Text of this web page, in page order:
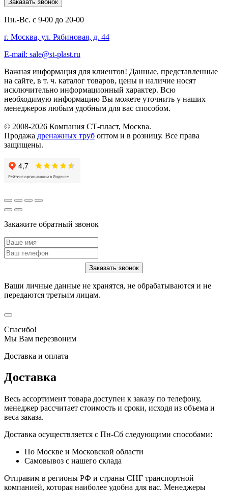
Заказать звонок
Пн.-Вс. с 9-00 до 20-00
г. Москва, ул. Рябиновая, д. 44
E-mail: sale@st-plast.ru
Важная информация для клиентов! Данные, представленные
на сайте, в т. ч. каталог товаров, цены и наличие носят
исключительно информационный характер. Всю
необходимую информацию Вы можете уточнить у наших
менеджеров любым удобным для вас способом.
© 2008-2026 Компания СТ-пласт, Москва.
Продажа дренажных труб оптом и в розницу. Все права
защищены.
Закажите обратный звонок
Ваши личные данные не хранятся, не обрабатываются и не
передаются третьим лицам.
Спасибо!
Мы Вам перезвоним
Доставка и оплата
Доставка
Весь ассортимент товара доступен к заказу по телефону,
менеджер рассчитает стоимость и сроки, исходя из объема и
веса заказа.
Доставка осуществляется с Пн-Сб следующими способами:
По Москве и Московской области
Самовывоз с нашего склада
Отправим в регионы РФ и страны СНГ транспортной
компанией, которая наиболее удобна для вас. Менеджеры